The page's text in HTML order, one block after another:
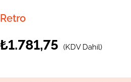
Retro
₺1.781,75 (KDV Dahil)